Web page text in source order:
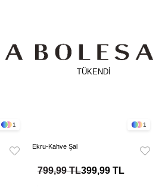
1
TÜKENDI
1
Ekru-Kahve Şal
399,99 TL
799,99 TL